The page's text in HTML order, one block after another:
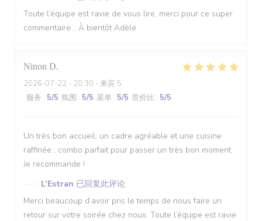
Toute l’équipe est ravie de vous lire, merci pour ce super
commentaire… À bientôt Adèle
Ninon D
2026-07-22 - 20:30 - 来宾 5
服务 : 5/5 氛围 : 5/5 菜单 : 5/5 质价比 : 5/5
Un très bon accueil, un cadre agréable et une cuisine
raffinée ; combo parfait pour passer un très bon moment.
Je recommande !
L’Estran 已回复此评论
Merci beaucoup d’avoir pris le temps de nous faire un
retour sur votre soirée chez nous. Toute l’équipe est ravie